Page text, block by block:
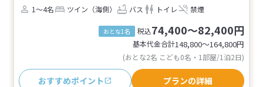
1～4名
ツイン（海側） バス トイレ 禁煙
おとな1名 税込74,400～82,400円
基本代金合計148,800〜164,800円
(おとな2名 こども0名・1部屋/1泊2日)
おすすめポイント プランの詳細